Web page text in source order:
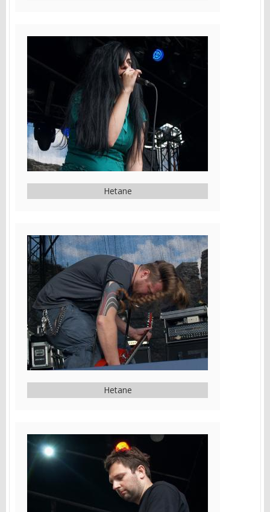
Hetane
Hetane